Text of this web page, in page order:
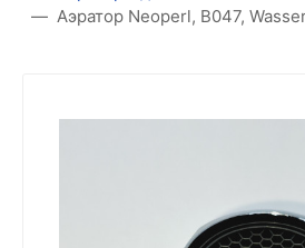
Аэратор Neoperl, B047,